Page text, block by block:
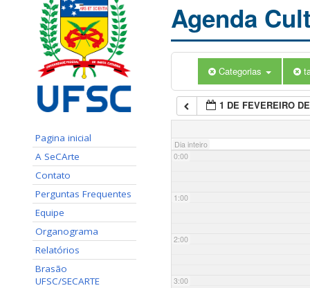
Pagina inicial
A SeCArte
Contato
Perguntas Frequentes
Equipe
Organograma
Relatórios
Brasão
UFSC/SECARTE
Agenda
Categorias
1 DE FEVEREIRO
Dia inteiro
0:00
1:00
2:00
3:00